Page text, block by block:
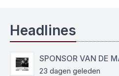
Headlines
23 dagen geleden